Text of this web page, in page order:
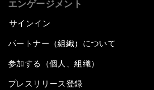
エンゲージメント
サインイン
パートナー（組織）について
参加する（個人、組織）
プレスリリース登録